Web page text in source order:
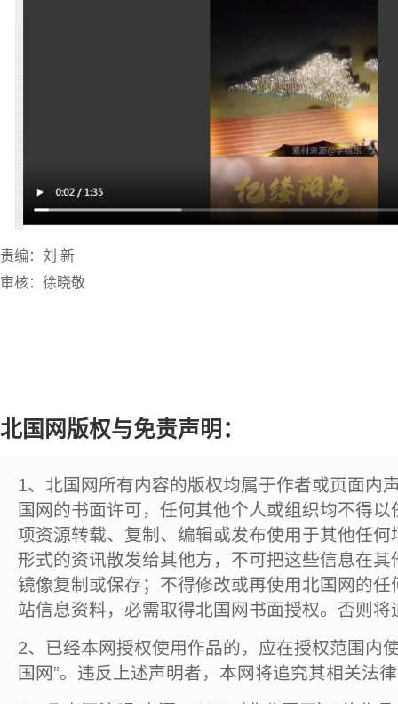
责编：刘 新
审核：徐晓敬
北国网版权与免责声明：
1、北国网所有内容的版权均属于作者或页面内
国网的书面许可，任何其他个人或组织均不得
项资源转载、复制、编辑或发布使用于其他任
形式的资讯散发给其他方，不可把这些信息在
镜像复制或保存；不得修改或再使用北国网的
站信息资料，必需取得北国网书面授权。否则将
2、已经本网授权使用作品的，应在授权范围内
国网”。违反上述声明者，本网将追究其相关法